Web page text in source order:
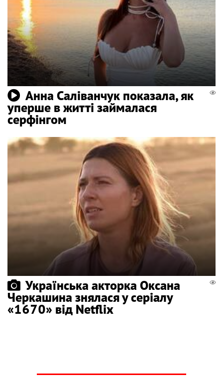
Анна Саліванчук показала, як
уперше в житті займалася
серфінгом
Українська акторка Оксана
Черкашина знялася у серіалу
«1670» від Netflix